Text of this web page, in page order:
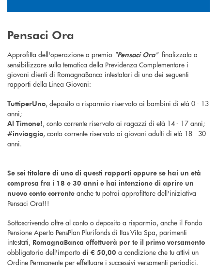
Pensaci Ora
Approfitta dell'operazione a premio "Pensaci Ora" finalizzata a
sensibilizzare sulla tematica della Previdenza Complementare i
giovani clienti di RomagnaBanca intestatari di uno dei seguenti
rapporti della Linea Giovani:
TuttiperUno, deposito a risparmio riservato ai bambini di età 0 - 13
anni;
Al Timone!, conto corrente riservato ai ragazzi di età 14 - 17 anni;
#inviaggio, conto corrente riservato ai giovani adulti di età 18 - 30
anni.
Se sei titolare di uno di questi rapporti oppure se hai un età
compresa fra i 18 e 30 anni e hai intenzione di aprire un
nuovo conto corrente anche tu potrai approfittare dell'iniziativa
Pensaci Ora!!!
Sottoscrivendo oltre al conto o deposito a risparmio, anche il Fondo
Pensione Aperto PensPlan Plurifonds di Itas Vita Spa, parimenti
intestati, RomagnaBanca effettuerà per te il primo versamento
obbligatorio dell'importo di € 50,00 a condizione che tu attivi un
Ordine Permanente per effettuare i successivi versamenti periodici.